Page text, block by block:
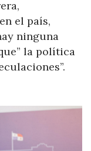
el país,
ninguna
la política